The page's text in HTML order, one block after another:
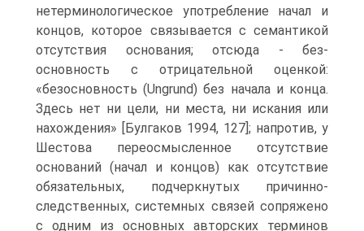
нетерминологическое употребление начал и
концов, которое связывается с семантикой
отсутствия основания; отсюда - без-
основность с отрицательной оценкой:
«безосновность (Ungrund) без начала и конца.
Здесь нет ни цели, ни места, ни искания или
нахождения» [Булгаков 1994, 127]; напротив, у
Шестова переосмысленное отсутствие
оснований (начал и концов) как отсутствие
обязательных, подчеркнутых причинно-
следственных, системных связей сопряжено
с одним из основных авторских терминов